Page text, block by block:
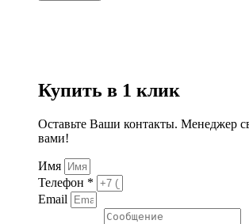
Купить в 1 клик
Оставьте Ваши контакты. Менеджер
вами!
Имя
Телефон *
Email